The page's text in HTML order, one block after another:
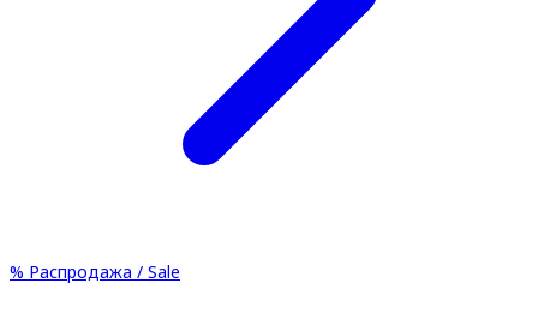
% Распродажа / Sale